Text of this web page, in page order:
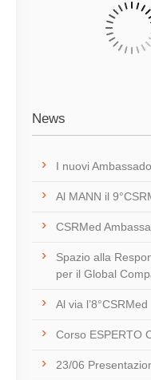
News
I nuovi
Al MANN il
CSRMed
Spazio alla
per il Global
Al via l’8°CSRMed
Corso ESPERTO
23/06